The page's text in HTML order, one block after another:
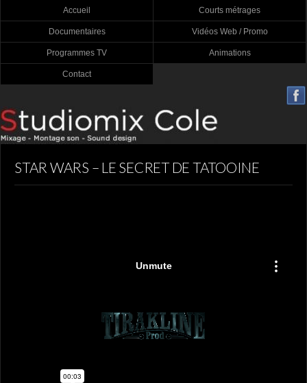
Accueil Courts métrages
Documentaires Vidéos Web / Promo
Programmes TV Animations
Contact
STAR WARS – LE SECRET DE TATOOINE